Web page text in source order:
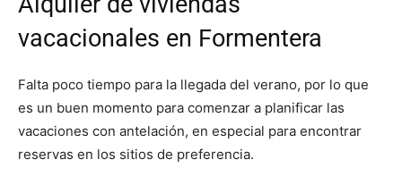
vacacionales en Formentera
Falta poco tiempo para la llegada del verano, por lo que
es un buen momento para comenzar a planificar las
vacaciones con antelación, en especial para encontrar
reservas en los sitios de preferencia.